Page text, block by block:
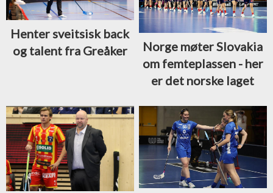
Henter sveitsisk back
og talent fra Greåker
Norge møter Slovakia
om femteplassen - her
er det norske laget